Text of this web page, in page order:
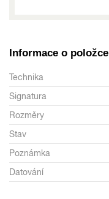
Informace o položce
Technika
Signatura
Rozměry
Stav
Poznámka
Datování